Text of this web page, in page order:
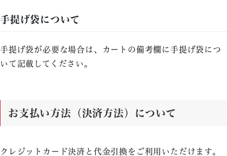
手提げ袋について
手提げ袋が必要な場合は、カートの備考欄に手提げ袋につ
いて記載してください。
お支払い方法（決済方法）について
クレジットカード決済と代金引換をご利用いただけます。